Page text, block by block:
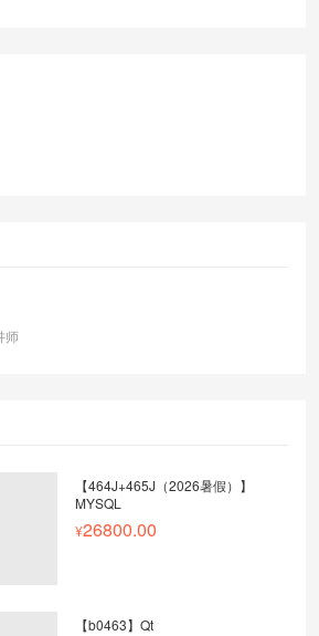
师
【464J+465J（2026暑假）】
MYSQL
26800.00
【b0463】Qt